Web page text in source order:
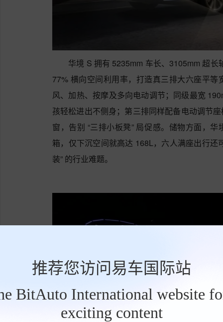
推荐您访问易车国际站
BitAuto International website
exciting content
华境 S 拥有 5235mm 车长、3105mm 超
77% 横向空间利用率，打造真三排大六座平
风、加热、按摩及多向电动调节；同级最宽
孩轻松进出不侧身；第三排同样配备电动调节
窗，告别 “三排小板凳” 局促感。储物方面，
箱，仅下沉空间就高达 168L，六人满座出行还
装” 的行业难题。